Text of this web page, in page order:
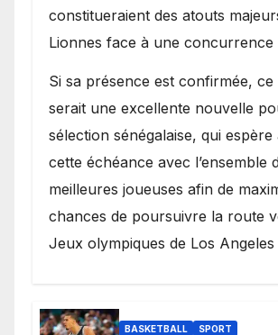
constitueraient des atouts
Lionnes face à une concurrence
Si sa présence est confirmée,
serait une excellente nouvelle
sélection sénégalaise, qui
cette échéance avec l’ensemble
meilleures joueuses afin de
chances de poursuivre la route
Jeux olympiques de Los Angeles
BASKETBALL SPORT